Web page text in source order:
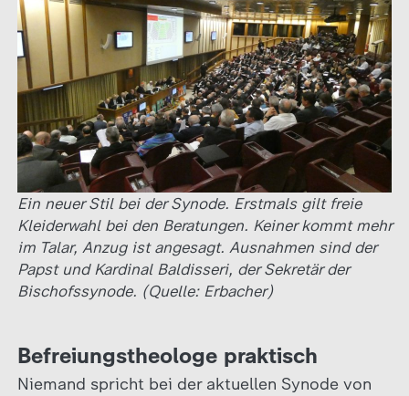
Ein neuer Stil bei der Synode. Erstmals gilt freie
Kleiderwahl bei den Beratungen. Keiner kommt mehr
im Talar, Anzug ist angesagt. Ausnahmen sind der
Papst und Kardinal Baldisseri, der Sekretär der
Bischofssynode. (Quelle: Erbacher)
Befreiungstheologe praktisch
Niemand spricht bei der aktuellen Synode von